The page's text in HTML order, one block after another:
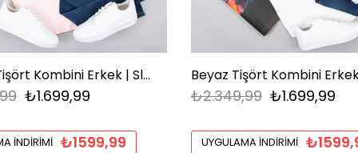
Pembe Tişört Kombini Erkek | Slim Fit Şık Komple Set
₺1.699,99
İNDIRIMI ₺1599,99
₺1.699,99
₺2.349,99
UYGULAMA İNDIRIMI